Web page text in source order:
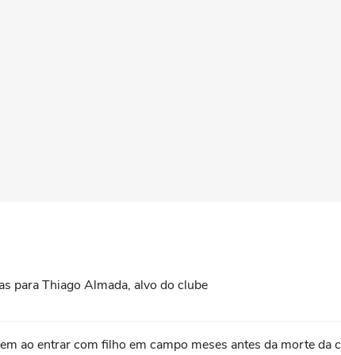
para Thiago Almada, alvo do clube
ao entrar com filho em campo meses antes da morte da